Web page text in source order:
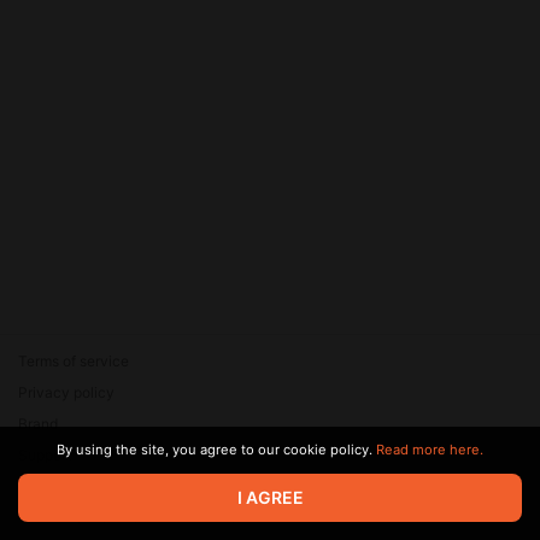
© 2026 Zaya Solutions Limited. All rights reserved. All trademarks
are the property of their respective owners.
Brand
SupportBy using the site, you agree to our cookie policy. Read more here.
I AGREE